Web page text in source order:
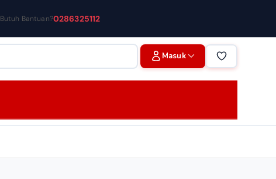
Butuh Bantuan?0286325112
Masuk